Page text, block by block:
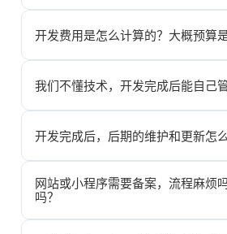
开发周期取决于产品的复杂程度。一
复杂的原生App或多端同步项目通常
需求调研后会提供包含里程碑的详细
明可控。
开发费用是怎么计算的？大概预算
费用主要根据“功能需求+设计要求+开
万-30万不等。我们支持一次性付费
无隐形消费。
我们不懂技术，开发完成后能自己
完全可以。我们会为您交付可视化的
细的操作手册，并安排线上培训会议
开发完成后，后期的维护和更新怎
交付后的前3个月为免费维保期，期
调整我们免费处理。3个月后，您可以
议（通常为项目总造价的10%-15%/
网站或小程序需要备案，流程麻烦
吗？